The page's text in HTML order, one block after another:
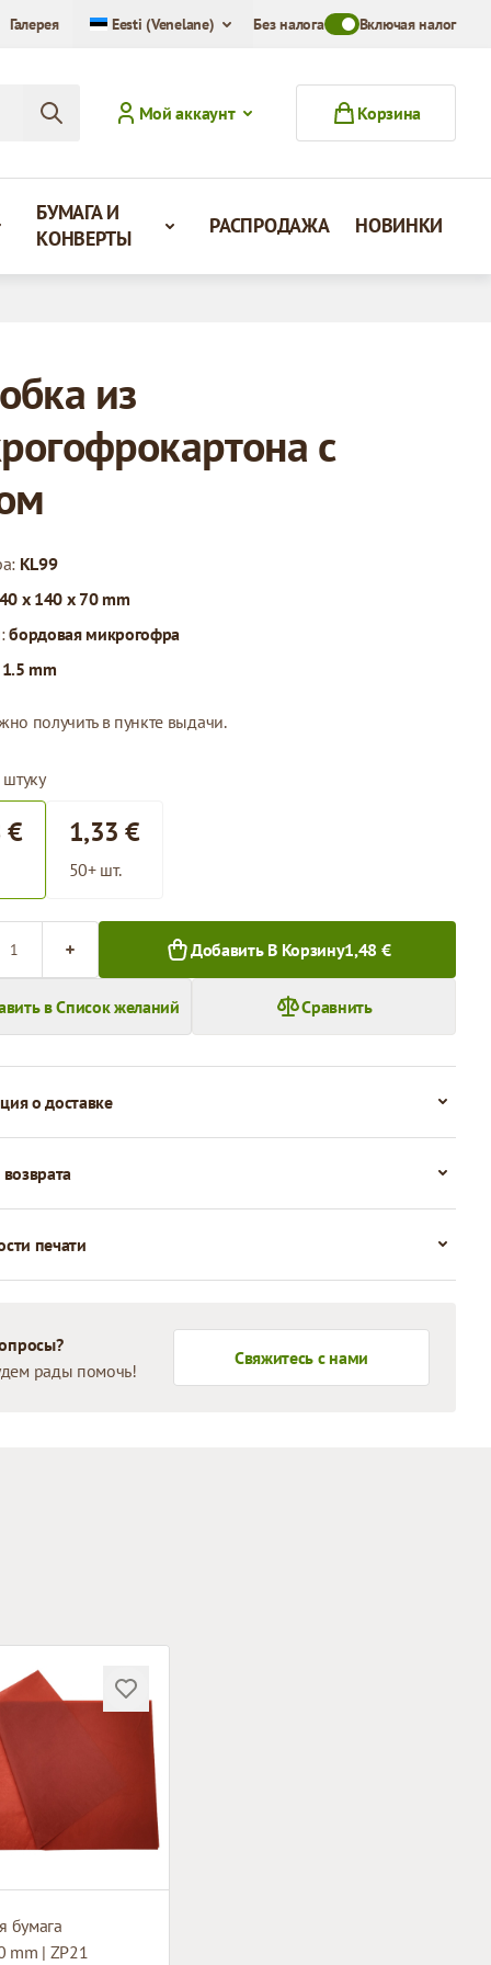
Галерея Eesti (Venelane) Без налогаToggle VAT Mode
Включая налог
Мой аккаунт Корзина
БУМАГА И
КОНВЕРТЫ
РАСПРОДАЖА НОВИНКИ
из
с
KL99
x 140 x 70 mm
бордовая микрогофра
1.5 mm
получить в пункте выдачи.
€ 1,33 €
50+ шт.
Добавить В Корзину1,48 €
в Список желаний Сравнить
о доставке
печати
рады помочь!
Свяжитесь с нами
бумага
mm | ZP21